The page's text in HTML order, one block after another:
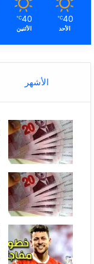
40
℃
الأحد
40
℃
الأثنين
الأشهر